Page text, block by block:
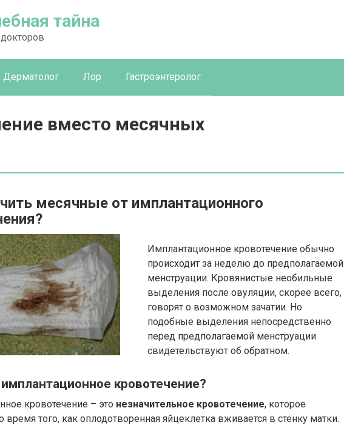
тайна
Дерматолог Лор Гастроэнтеролог
вместо месячных
месячные от имплантационного
Имплантационное кровотечение обычно
происходит за неделю до предполагаемой
менструации. Кровянистые необильные
выделения после овуляции, скорее всего,
говорят о возможном зачатии. Но
подобные выделения непосредственно
перед предполагаемой менструации
свидетельствуют об обратном.
кровотечение?
кровотечение – это незначительное кровотечение, которое
время того, как оплодотворенная яйцеклетка вживается в стенку матки.